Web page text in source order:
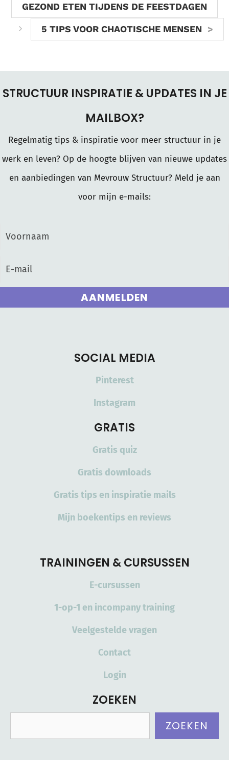
GEZOND ETEN TIJDENS DE FEESTDAGEN
5 TIPS VOOR CHAOTISCHE MENSEN
STRUCTUUR INSPIRATIE & UPDATES IN JE
MAILBOX?
Regelmatig tips & inspiratie voor meer structuur in je
werk en leven? Op de hoogte blijven van nieuwe updates
en aanbiedingen van Mevrouw Structuur? Meld je aan
voor mijn e-mails:
AANMELDEN
SOCIAL MEDIA
Pinterest
Instagram
GRATIS
Gratis quiz
Gratis downloads
Gratis tips en inspiratie mails
Mijn boekentips en reviews
TRAININGEN & CURSUSSEN
E-cursussen
1-op-1 en incompany training
Veelgestelde vragen
Contact
Login
ZOEKEN
ZOEKEN